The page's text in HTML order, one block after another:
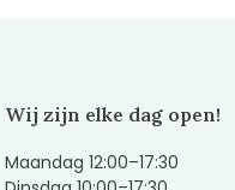
Wij zijn elke dag open!
Maandag 12:00–17:30